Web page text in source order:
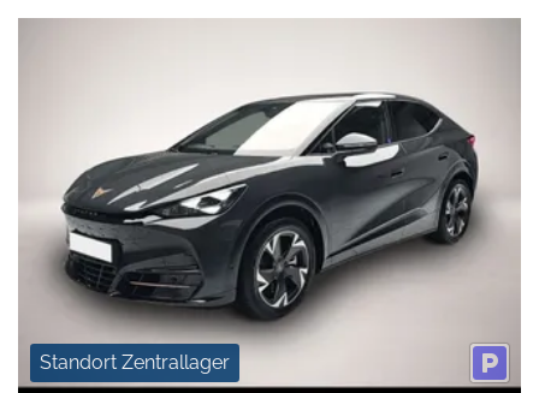
Standort Zentrallager